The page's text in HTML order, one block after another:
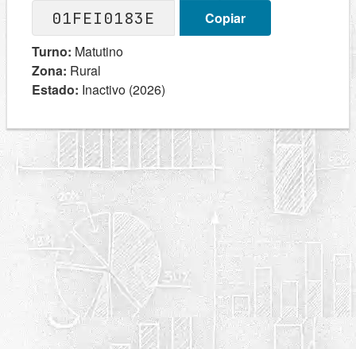
01FEI0183E
Copiar
Turno: Matutino
Zona: Rural
Estado: Inactivo (2026)